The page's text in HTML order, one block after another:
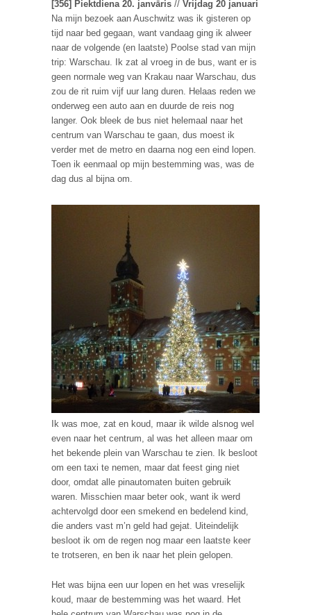
[356] Piektdiena 20. janvāris // Vrijdag 20 januari
Na mijn bezoek aan Auschwitz was ik gisteren op
tijd naar bed gegaan, want vandaag ging ik alweer
naar de volgende (en laatste) Poolse stad van mijn
trip: Warschau. Ik zat al vroeg in de bus, want er is
geen normale weg van Krakau naar Warschau, dus
zou de rit ruim vijf uur lang duren. Helaas reden we
onderweg een auto aan en duurde de reis nog
langer. Ook bleek de bus niet helemaal naar het
centrum van Warschau te gaan, dus moest ik
verder met de metro en daarna nog een eind lopen.
Toen ik eenmaal op mijn bestemming was, was de
dag dus al bijna om.
Ik was moe, zat en koud, maar ik wilde alsnog wel
even naar het centrum, al was het alleen maar om
het bekende plein van Warschau te zien. Ik besloot
om een taxi te nemen, maar dat feest ging niet
door, omdat alle pinautomaten buiten gebruik
waren. Misschien maar beter ook, want ik werd
achtervolgd door een smekend en bedelend kind,
die anders vast m’n geld had gejat. Uiteindelijk
besloot ik om de regen nog maar een laatste keer
te trotseren, en ben ik naar het plein gelopen.
Het was bijna een uur lopen en het was vreselijk
koud, maar de bestemming was het waard. Het